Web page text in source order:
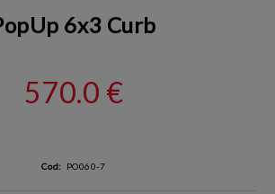
6x3 Curb
570.0 €
Cod: PO060-7